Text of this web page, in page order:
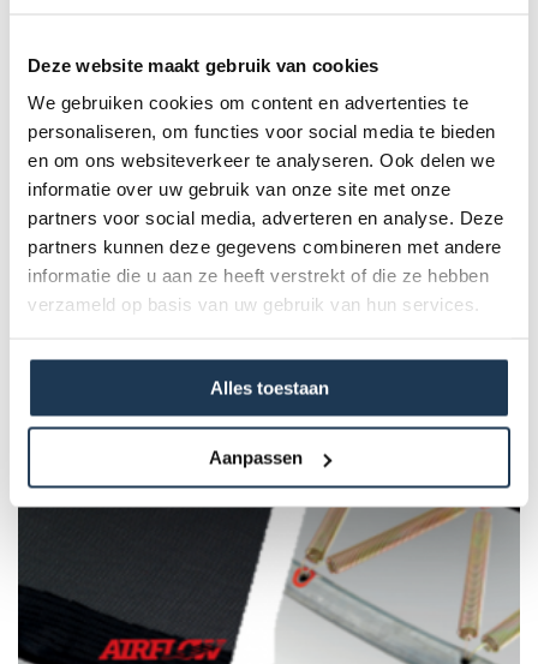
Deze website maakt gebruik van cookies
We gebruiken cookies om content en advertenties te
personaliseren, om functies voor social media te bieden
en om ons websiteverkeer te analyseren. Ook delen we
informatie over uw gebruik van onze site met onze
partners voor social media, adverteren en analyse. Deze
partners kunnen deze gegevens combineren met andere
informatie die u aan ze heeft verstrekt of die ze hebben
verzameld op basis van uw gebruik van hun services.
Alles toestaan
Aanpassen
de beschermrand zodra de oude begint te slijten. Deze
beschermrand is geschikt voor een Inground Ultim Favorit
Specificaties
Product Code :
51.32.28.04
Dit product behoort tot de
volgende categorie(ën)